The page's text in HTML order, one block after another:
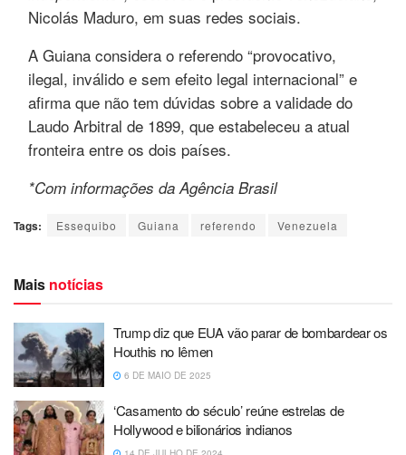
Nicolás Maduro, em suas redes sociais.
A Guiana considera o referendo “provocativo,
ilegal, inválido e sem efeito legal internacional” e
afirma que não tem dúvidas sobre a validade do
Laudo Arbitral de 1899, que estabeleceu a atual
fronteira entre os dois países.
*Com informações da Agência Brasil
Tags: Essequibo Guiana referendo Venezuela
Mais notícias
Trump diz que EUA vão parar de bombardear os
Houthis no Iêmen
6 DE MAIO DE 2025
‘Casamento do século’ reúne estrelas de
Hollywood e bilionários indianos